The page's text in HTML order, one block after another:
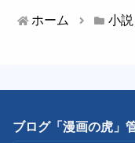
ホーム 小
ブログ「漫画の虎」